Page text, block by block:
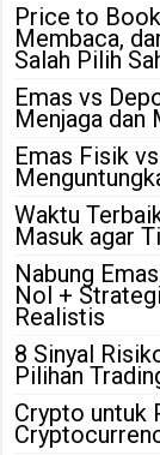
Price to
Membaca,
Salah Pilih
Emas vs
Menjaga dan
Emas Fisik
Waktu
Masuk agar
Nabung
Nol +
Realistis
8 Sinyal
Pilihan
Crypto untuk